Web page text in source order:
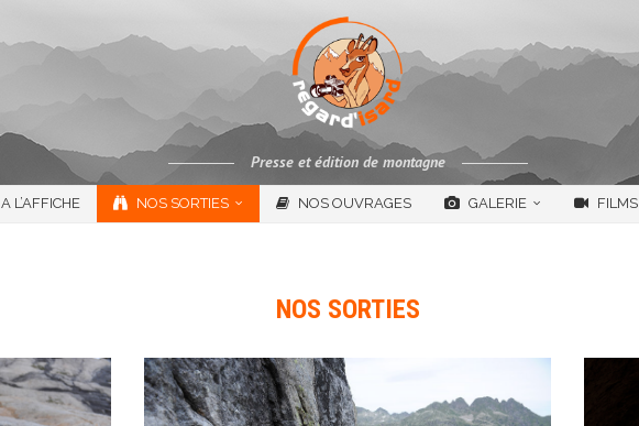
Presse et édition de montagne
A L’AFFICHE NOS SORTIES NOS OUVRAGES GALERIE FILMS
NOS SORTIES